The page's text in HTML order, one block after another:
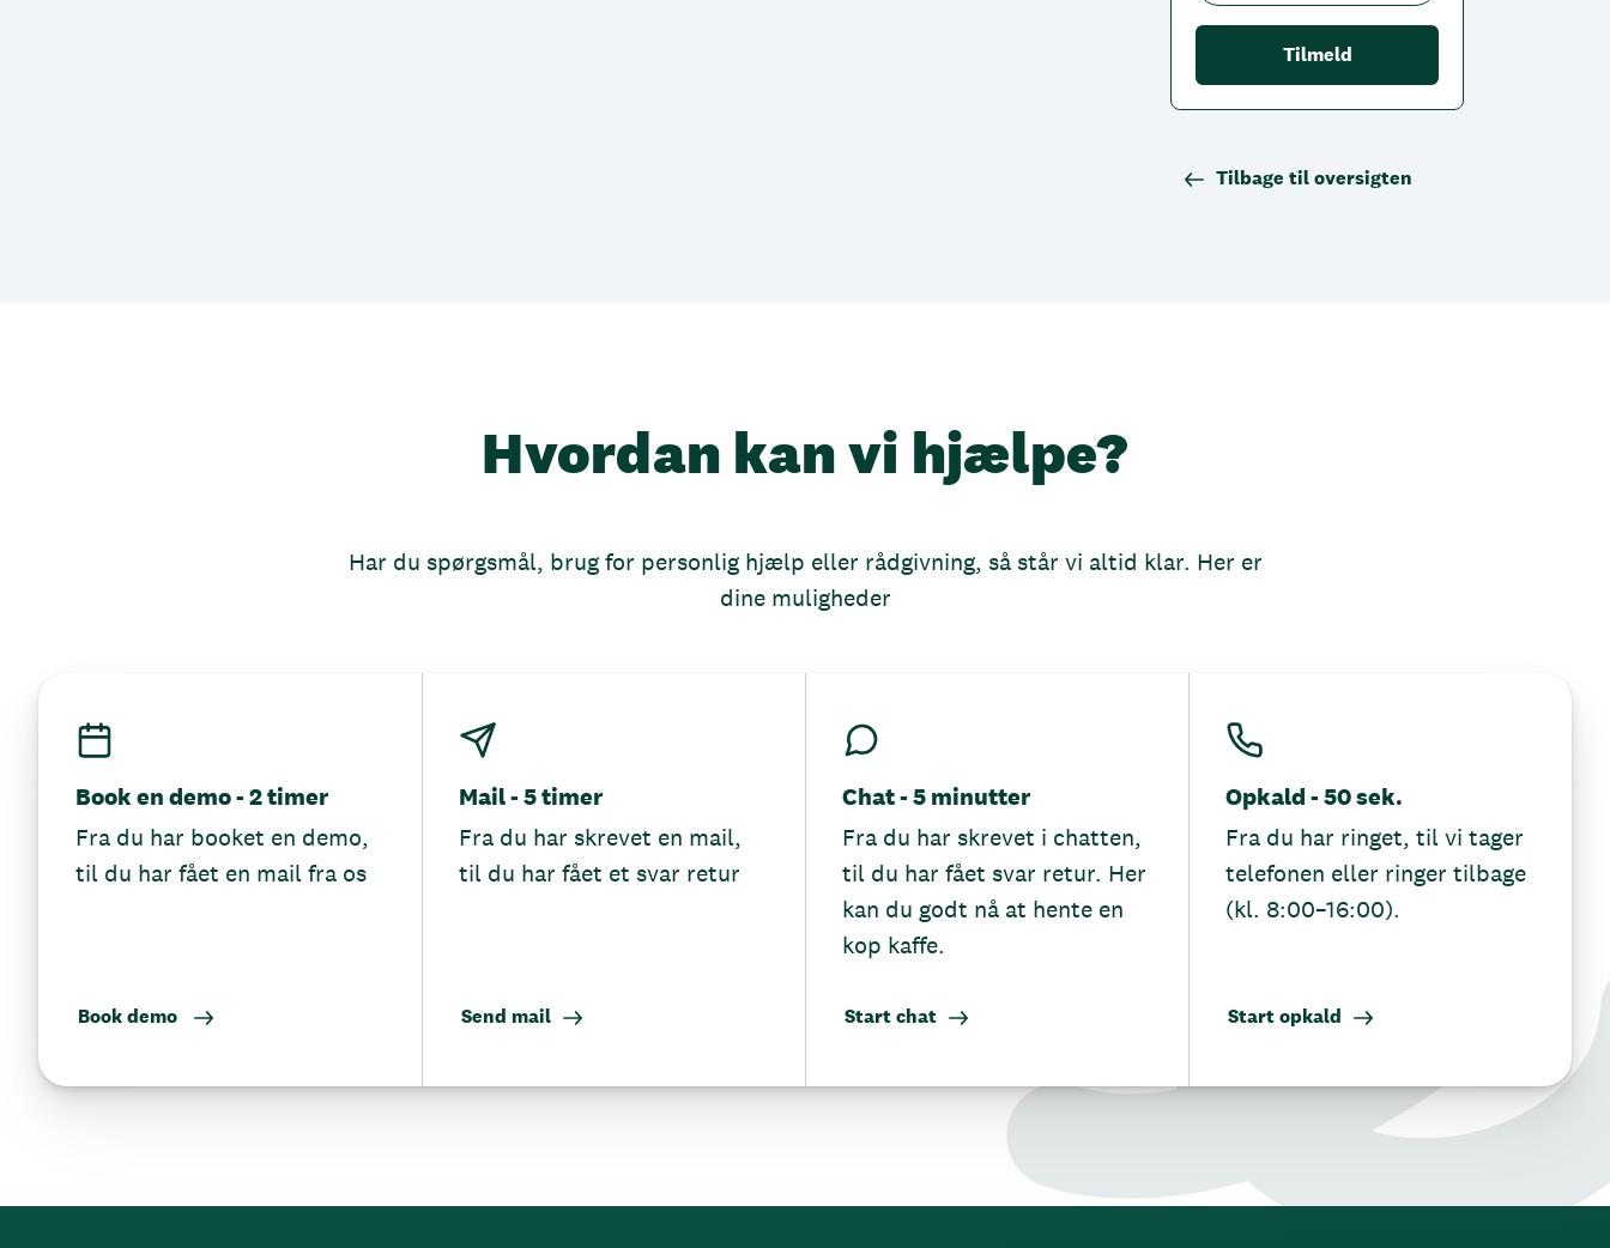
Tilbage til oversigten
Hvordan kan vi hjælpe?
Har du spørgsmål, brug for personlig hjælp eller rådgivning, så står vi altid klar. Her er
dine muligheder
Book en demo - 2 timer
Fra du har booket en demo,
til du har fået en mail fra os
Book demo
Mail - 5 timer
Fra du har skrevet en mail,
til du har fået et svar retur
Send mail
Chat - 5 minutter
Fra du har skrevet i chatten,
til du har fået svar retur. Her
kan du godt nå at hente en
kop kaffe.
Start chat
Opkald - 50 sek.
Fra du har ringet, til vi tager
telefonen eller ringer tilbage
(kl. 8:00–16:00).
Start opkald